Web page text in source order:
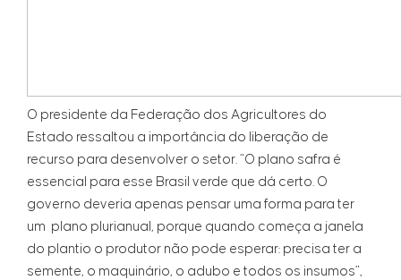
O presidente da Federação dos Agricultores do
Estado ressaltou a importância do liberação de
recurso para desenvolver o setor. “O plano safra é
essencial para esse Brasil verde que dá certo. O
governo deveria apenas pensar uma forma para ter
um plano plurianual, porque quando começa a janela
do plantio o produtor não pode esperar: precisa ter a
semente, o maquinário, o adubo e todos os insumos”,